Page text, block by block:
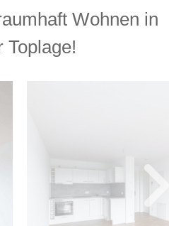
Wohnen in
Toplage!